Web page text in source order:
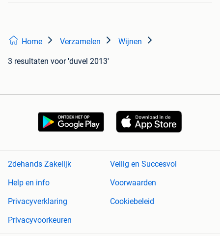
Home Verzamelen Wijnen
3 resultaten voor 'duvel 2013'
2dehands Zakelijk
Veilig en Succesvol
Help en info
Voorwaarden
Privacyverklaring
Cookiebeleid
Privacyvoorkeuren